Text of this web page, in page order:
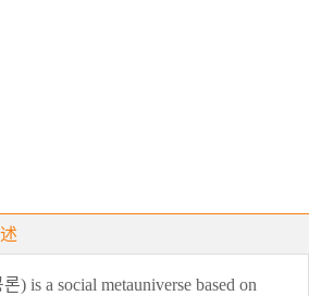
is a social metauniverse based on